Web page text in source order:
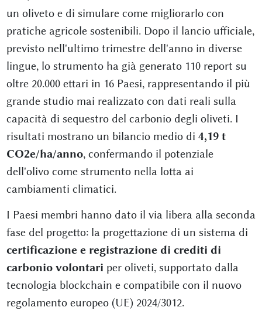
un oliveto e di simulare come migliorarlo con
pratiche agricole sostenibili. Dopo il lancio ufficiale,
previsto nell'ultimo trimestre dell'anno in diverse
lingue, lo strumento ha già generato 110 report su
oltre 20.000 ettari in 16 Paesi, rappresentando il più
grande studio mai realizzato con dati reali sulla
capacità di sequestro del carbonio degli oliveti. I
risultati mostrano un bilancio medio di 4,19 t
CO2e/ha/anno, confermando il potenziale
dell'olivo come strumento nella lotta ai
cambiamenti climatici.
I Paesi membri hanno dato il via libera alla seconda
fase del progetto: la progettazione di un sistema di
certificazione e registrazione di crediti di
carbonio volontari per oliveti, supportato dalla
tecnologia blockchain e compatibile con il nuovo
regolamento europeo (UE) 2024/3012.